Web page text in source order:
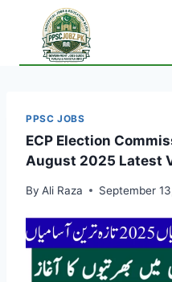
content
PPSC JOBS
ECP Election
August 2025 Latest
By Ali Raza September